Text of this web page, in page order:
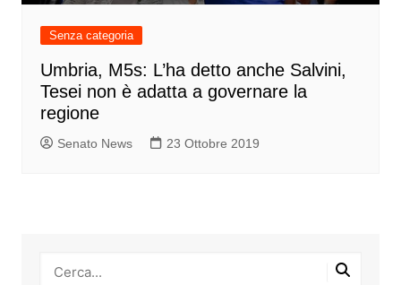
Senza categoria
Umbria, M5s: L’ha detto anche Salvini,
Tesei non è adatta a governare la
regione
Senato News 23 Ottobre 2019